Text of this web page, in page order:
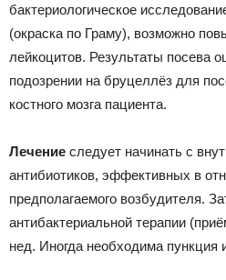
бактериологическое
(окраска по Граму), возможно
лейкоцитов. Результаты посева
подозрении на бруцеллёз для
костного мозга пациента.
Лечение следует начинать с
антибиотиков, эффективных в
предполагаемого возбудителя.
антибактериальной терапии
нед. Иногда необходима пункция